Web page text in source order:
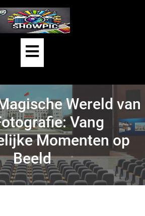
Open
Button
/UNCATEGORIZED
WERELD VAN IPON
ONVERGETELIJKE MOMENTEN OP
BEELD
Wereld van
Vang
Momenten op
Beeld